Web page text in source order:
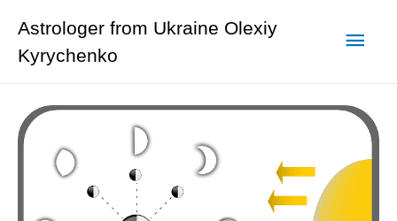
Astrologer from Ukraine Olexiy
Kyrychenko